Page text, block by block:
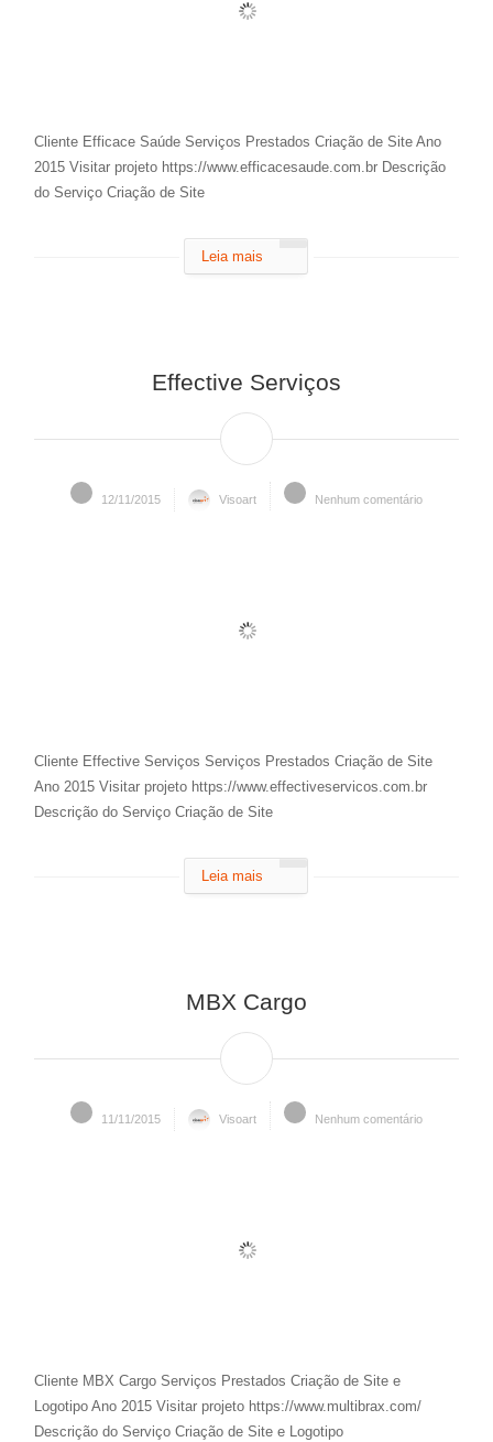
Cliente Efficace Saúde Serviços Prestados Criação de Site Ano
2015 Visitar projeto https://www.efficacesaude.com.br Descrição
do Serviço Criação de Site
Leia mais
Effective Serviços
12/11/2015 Visoart Nenhum comentário
Cliente Effective Serviços Serviços Prestados Criação de Site
Ano 2015 Visitar projeto https://www.effectiveservicos.com.br
Descrição do Serviço Criação de Site
Leia mais
MBX Cargo
11/11/2015 Visoart Nenhum comentário
Cliente MBX Cargo Serviços Prestados Criação de Site e
Logotipo Ano 2015 Visitar projeto https://www.multibrax.com/
Descrição do Serviço Criação de Site e Logotipo